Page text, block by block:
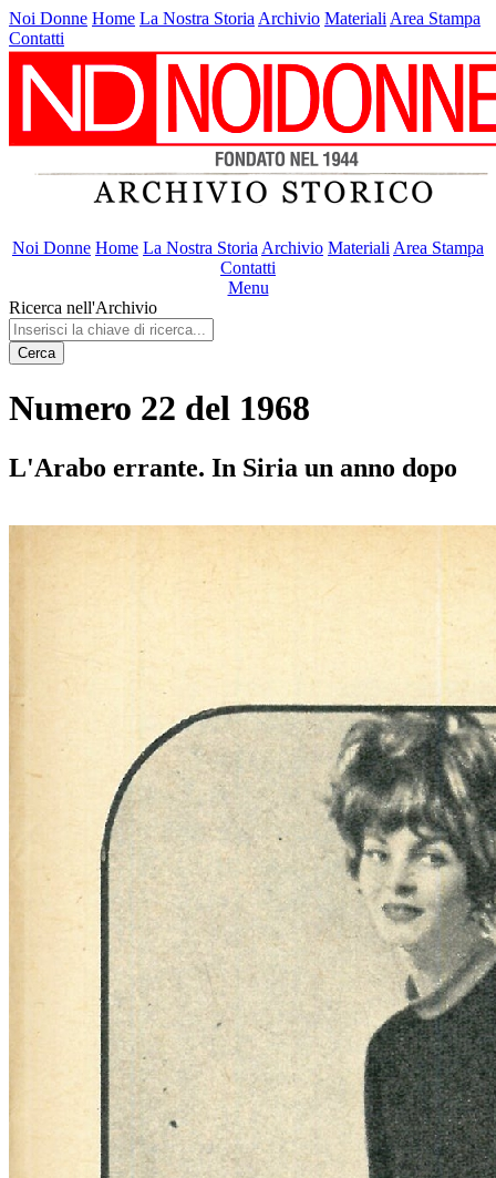
Noi Donne Home La Nostra Storia Archivio Materiali Area Stampa
Contatti
Noi Donne Home La Nostra Storia Archivio Materiali Area Stampa
Contatti
Menu
Ricerca nell'Archivio
Cerca
Numero 22 del 1968
L'Arabo errante. In Siria un anno dopo